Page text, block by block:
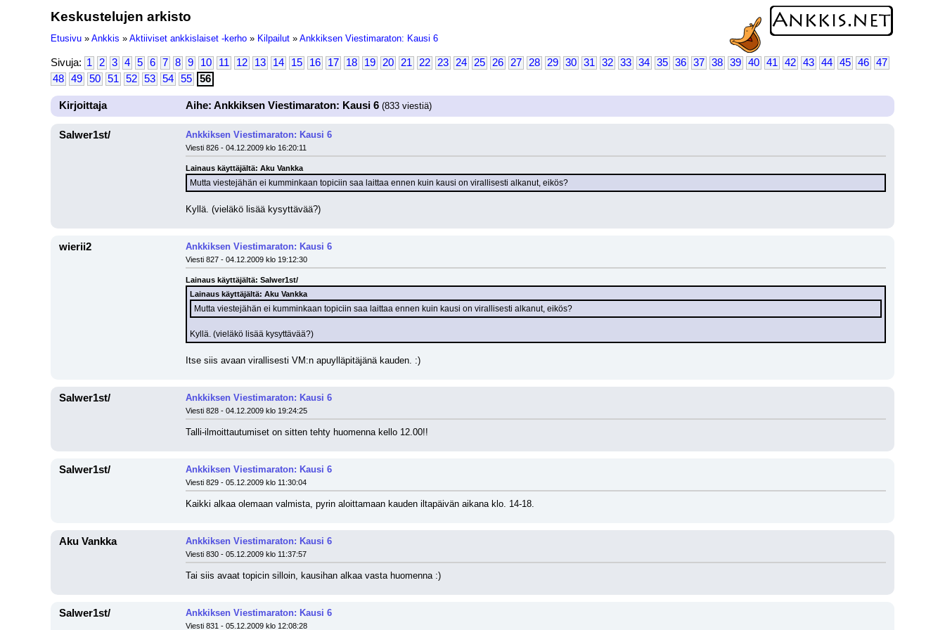
Keskustelujen arkisto
Etusivu » Ankkis » Aktiiviset ankkislaiset -kerho » Kilpailut » Ankkiksen Viestimaraton: Kausi 6
Sivuja: 1 2 3 4 5 6 7 8 9 10 11 12 13 14 15 16 17 18 19 20 21 22 23 24 25 26 27 28 29 30 31 32 33 34 35 36 37 38 39 40 41 42 43 44 45 46
47
48
49 50 51 52 53 54 55 56
Kirjoittaja Aihe: Ankkiksen Viestimaraton: Kausi 6 (833 viestiä)
Salwer1st/ Ankkiksen Viestimaraton: Kausi 6
Viesti 826 - 04.12.2009 klo 16:20:11
Lainaus käyttäjältä: Aku Vankka
Mutta viestejähän ei kumminkaan topiciin saa laittaa ennen kuin kausi on virallisesti alkanut, eikös?
Kyllä. (vieläkö lisää kysyttävää?)
wierii2 Ankkiksen Viestimaraton: Kausi 6
Viesti 827 - 04.12.2009 klo 19:12:30
Lainaus käyttäjältä: Salwer1st/
Lainaus käyttäjältä: Aku Vankka
Mutta viestejähän ei kumminkaan topiciin saa laittaa ennen kuin kausi on virallisesti alkanut, eikös?
Kyllä. (vieläkö lisää kysyttävää?)
Itse siis avaan virallisesti VM:n apuylläpitäjänä kauden. :)
Salwer1st/ Ankkiksen Viestimaraton: Kausi 6
Viesti 828 - 04.12.2009 klo 19:24:25
Talli-ilmoittautumiset on sitten tehty huomenna kello 12.00!!
Salwer1st/ Ankkiksen Viestimaraton: Kausi 6
Viesti 829 - 05.12.2009 klo 11:30:04
Kaikki alkaa olemaan valmista, pyrin aloittamaan kauden iltapäivän aikana klo. 14-18.
Aku Vankka Ankkiksen Viestimaraton: Kausi 6
Viesti 830 - 05.12.2009 klo 11:37:57
Tai siis avaat topicin silloin, kausihan alkaa vasta huomenna :)
Salwer1st/ Ankkiksen Viestimaraton: Kausi 6
Viesti 831 - 05.12.2009 klo 12:08:28